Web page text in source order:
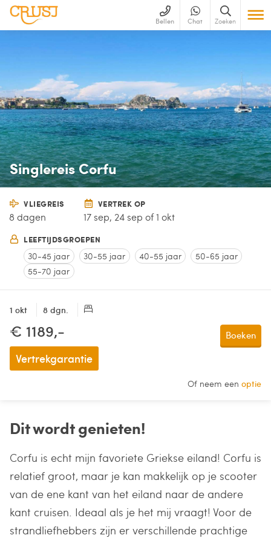
Bellen Chat Zoeken
Singlereis Corfu
VLIEGREIS
8 dagen
VERTREK OP
17 sep, 24 sep of 1 okt
LEEFTIJDSGROEPEN
30-45 jaar 30-55 jaar 40-55 jaar
50-65 jaar
55-70 jaar
1 okt 8 dgn.
€ 1189,-
Vertrekgarantie
Boeken
Of neem een optie
Dit wordt genieten!
Corfu is echt mijn favoriete Griekse eiland! Corfu is
relatief groot, maar je kan makkelijk op je scooter
van de ene kant van het eiland naar de andere
kant cruisen. Ideaal als je het mij vraagt! Voor de
strandliefhebbers zijn er verschillende prachtige